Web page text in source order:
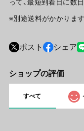
って、最短到着日に数
※別途送料がかかります
ポスト シェア
ショップの評価
すべて